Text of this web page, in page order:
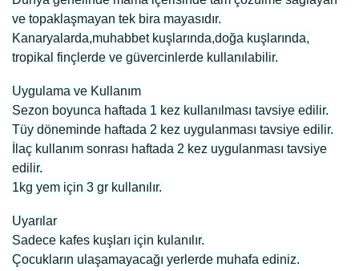
ve topaklaşmayan tek bira mayasıdır.
Kanaryalarda,muhabbet kuşlarında,doğa kuşlarında,
tropikal finçlerde ve güvercinlerde kullanılabilir.
Uygulama ve Kullanım
Sezon boyunca haftada 1 kez kullanılması tavsiye edilir.
Tüy döneminde haftada 2 kez uygulanması tavsiye edilir.
İlaç kullanım sonrası haftada 2 kez uygulanması tavsiye
edilir.
1kg yem için 3 gr kullanılır.
Uyarılar
Sadece kafes kuşları için kulanılır.
Çocukların ulaşamayacağı yerlerde muhafa ediniz.